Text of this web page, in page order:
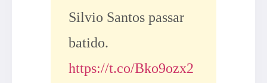
Silvio Santos passar
batido.
https://t.co/Bko9ozx2